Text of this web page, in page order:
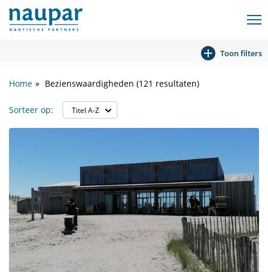
Toon filters
Home Bezienswaardigheden (121 resultaten)
Sorteer op: